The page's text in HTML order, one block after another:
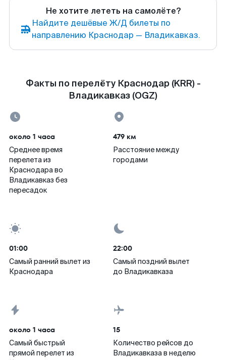
Не хотите лететь на самолёте?
Найдите дешёвые Ж/Д билеты по
направлению Краснодар — Владикавказ.
Факты по перелёту Краснодар (KRR) -
Владикавказ (OGZ)
около 1 часа
Среднее время
перелета из
Краснодара во
Владикавказ без
пересадок
479 км
Расстояние между
городами
01:00
Самый ранний вылет из
Краснодара
22:00
Самый поздний вылет
до Владикавказа
около 1 часа
Самый быстрый
прямой перелет из
15
Количество рейсов до
Владикавказа в неделю